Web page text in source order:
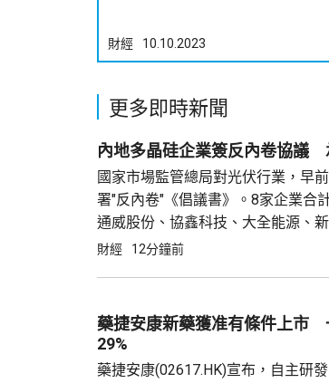
財經 10.10.2023
更多即時新聞
內地多晶硅企業簽反內卷協議
國家市場監管總局對光伏行業，早
署"反內卷"《倡議書》。8家企業合
通威股份、協鑫科技、大全能源、
希望新能源有限公司、青海麗豪清
財經 12分鐘前
藥捷安康新藥獲准有條件上市
29%
藥捷安康(02617.HK)宣布，自主研